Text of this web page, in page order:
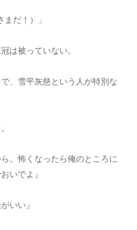
だ！）」
は被っていない。
、雪平灰慈という人が特別な
。怖くなったら俺のところに
いでよ』
いい』